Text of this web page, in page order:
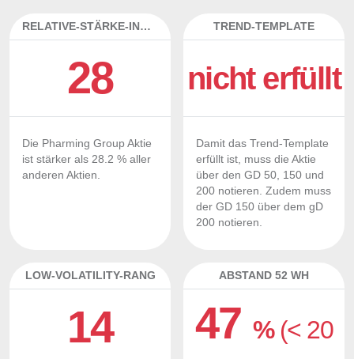
RELATIVE-STÄRKE-INDEX
28
Die Pharming Group Aktie
ist stärker als 28.2 % aller
anderen Aktien.
TREND-TEMPLATE
nicht erfüllt
Damit das Trend-Template
erfüllt ist, muss die Aktie
über den GD 50, 150 und
200 notieren. Zudem muss
der GD 150 über dem gD
200 notieren.
LOW-VOLATILITY-RANG
14
ABSTAND 52 WH
47% (< 20